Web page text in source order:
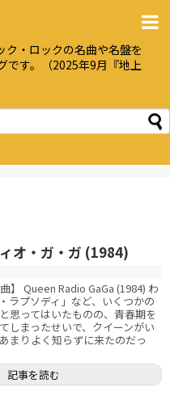
ク・ロックの名曲や名盤を
です。（2025年9月『地上
オ・ガ・ガ (1984)
】 Queen Radio GaGa (1984) わ
ラプソディ」など、いくつかの
思ってはいたものの、青春期を
しまったせいで、クイーンがい
まりよく知らずに来たのだっ
記事を読む